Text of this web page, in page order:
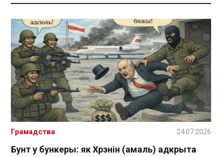
Бунт у бункеры: як Хрэнін (амаль) адкрыта
Грамадства 24.07.2026